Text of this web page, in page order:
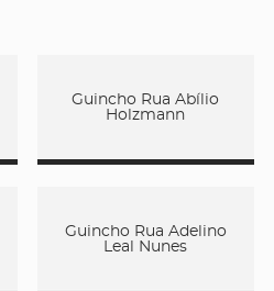
Guincho Rua Abílio
Holzmann
Guincho Rua Adelino
Leal Nunes